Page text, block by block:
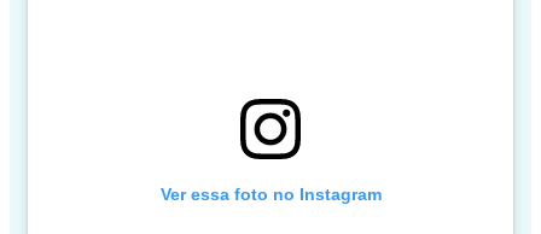
Ver essa foto no Instagram